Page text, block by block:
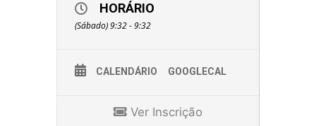
HORÁRIO
(Sábado) 9:32 - 9:32
CALENDÁRIO GOOGLECAL
Ver Inscrição